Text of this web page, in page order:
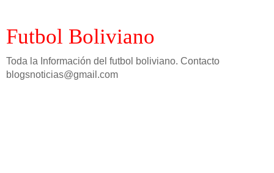
Futbol Boliviano
Toda la Información del futbol boliviano. Contacto
blogsnoticias@gmail.com